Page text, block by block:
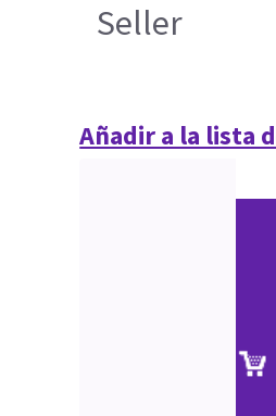
Seller
Añadir a la lista